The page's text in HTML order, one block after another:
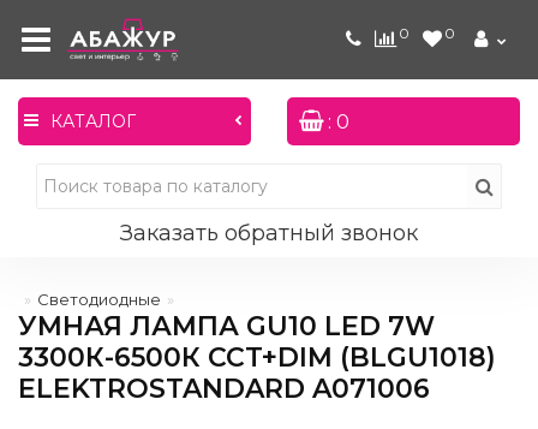
0 0
КАТАЛОГ : 0
Заказать обратный звонок
Светодиодные
УМНАЯ ЛАМПА GU10 LED 7W
3300К-6500К CCT+DIM (BLGU1018)
ELEKTROSTANDARD A071006